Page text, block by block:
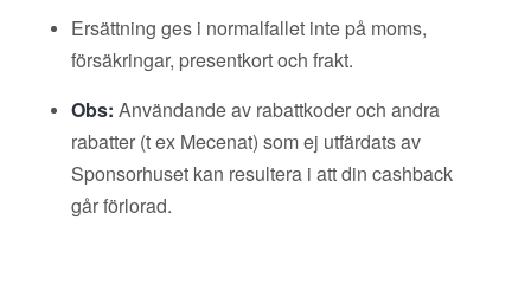
Ersättning ges i normalfallet inte på moms,
försäkringar, presentkort och frakt.
Obs: Användande av rabattkoder och andra
rabatter (t ex Mecenat) som ej utfärdats av
Sponsorhuset kan resultera i att din cashback
går förlorad.